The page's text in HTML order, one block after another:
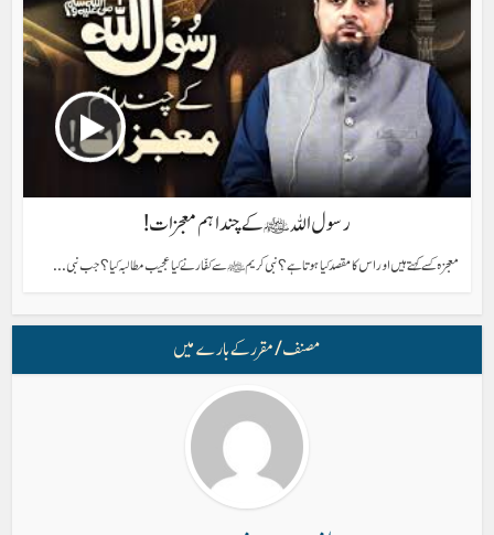
رسول اللہ ﷺ کے چند اہم معجزات!
معجزہ کسے کہتے ہیں اور اس کا مقصد کیا ہوتا ہے؟ نبی کریم ﷺ سے کفّار نے کیا عجیب مطالبہ کیا؟ جب نبی...
مصنف/ مقرر کے بارے میں